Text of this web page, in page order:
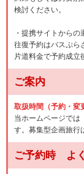
検討ください。
・提携サイトからの
往復予約はバスぷら
片道料金で予約成立
ご案内
取扱時間（予約・変
当ホームページでは
す。募集型企画旅行
ご予約時 よ